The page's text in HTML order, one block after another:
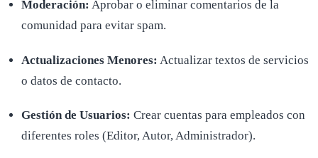
Moderación: Aprobar o eliminar comentarios de la
comunidad para evitar spam.
Actualizaciones Menores: Actualizar textos de servicios
o datos de contacto.
Gestión de Usuarios: Crear cuentas para empleados con
diferentes roles (Editor, Autor, Administrador).